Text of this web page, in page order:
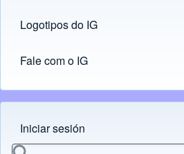
Logotipos do IG
(opens in new tab)
Fale com o IG
Menu do usuário
Iniciar sesión